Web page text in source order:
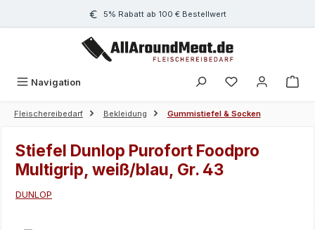
Zum Hauptinhalt springen5% Rabatt ab 100 € Bestellwert
Navigation
Fleischereibedarf Bekleidung Gummistiefel & Socken
Stiefel Dunlop Purofort Foodpro
Multigrip, weiß/blau, Gr. 43
DUNLOP